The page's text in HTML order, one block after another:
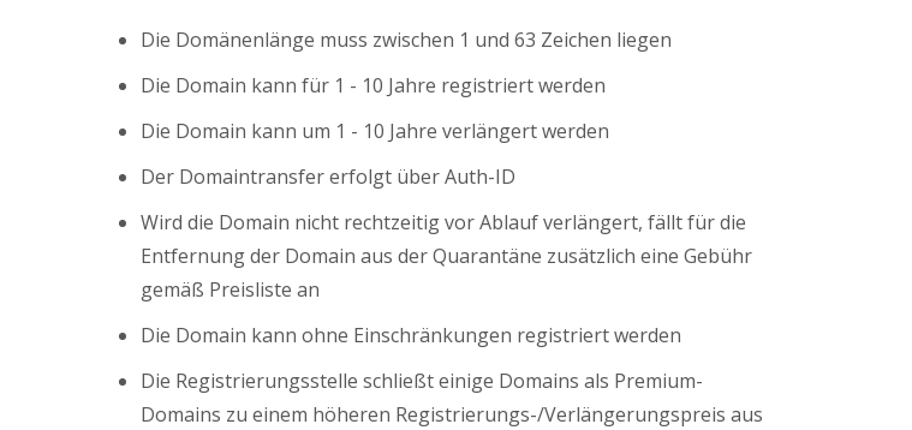
Die Domänenlänge muss zwischen 1 und 63 Zeichen liegen
Die Domain kann für 1 - 10 Jahre registriert werden
Die Domain kann um 1 - 10 Jahre verlängert werden
Der Domaintransfer erfolgt über Auth-ID
Wird die Domain nicht rechtzeitig vor Ablauf verlängert, fällt für die
Entfernung der Domain aus der Quarantäne zusätzlich eine Gebühr
gemäß Preisliste an
Die Domain kann ohne Einschränkungen registriert werden
Die Registrierungsstelle schließt einige Domains als Premium-
Domains zu einem höheren Registrierungs-/Verlängerungspreis aus